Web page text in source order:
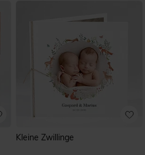
Kleine Zwillinge